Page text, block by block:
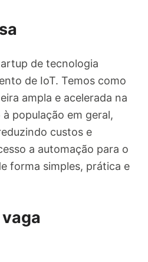
de tecnologia
de IoT. Temos como
ampla e acelerada na
população em geral,
custos e
a automação para o
forma simples, prática e